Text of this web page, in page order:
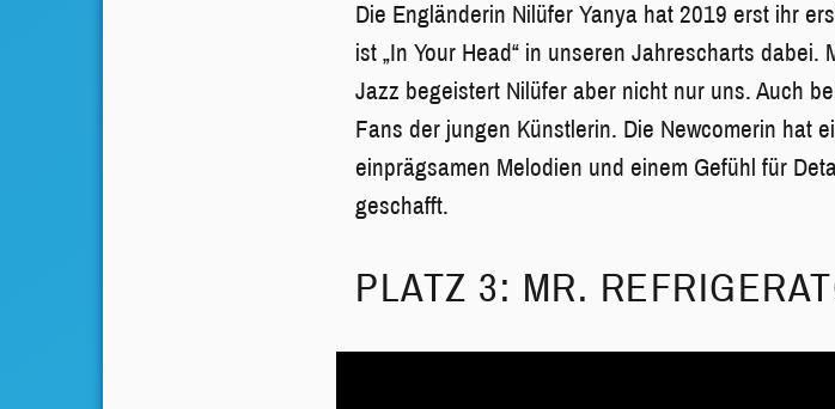
Die Engländerin Nilüfer Yanya hat 2019 erst ihr
ist „In Your Head“ in unseren Jahrescharts
Jazz begeistert Nilüfer aber nicht nur uns. Auch
Fans der jungen Künstlerin. Die Newcomerin hat
einprägsamen Melodien und einem Gefühl für
geschafft.
PLATZ 3: MR.